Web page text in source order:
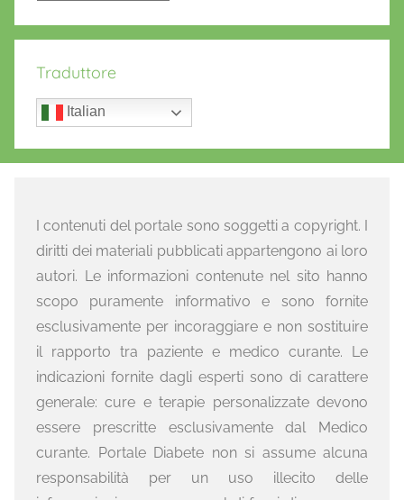
Traduttore
Italian
I contenuti del portale sono soggetti a copyright. I
diritti dei materiali pubblicati appartengono ai loro
autori. Le informazioni contenute nel sito hanno
scopo puramente informativo e sono fornite
esclusivamente per incoraggiare e non sostituire
il rapporto tra paziente e medico curante. Le
indicazioni fornite dagli esperti sono di carattere
generale: cure e terapie personalizzate devono
essere prescritte esclusivamente dal Medico
curante. Portale Diabete non si assume alcuna
responsabilità per un uso illecito delle